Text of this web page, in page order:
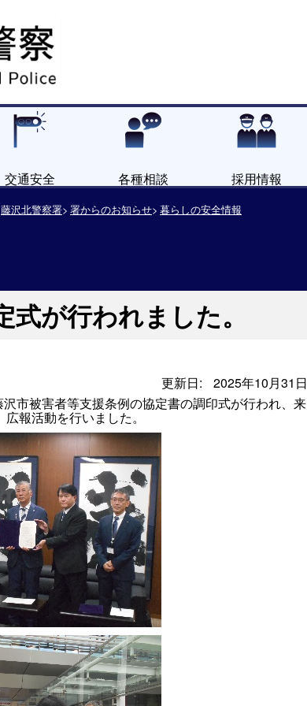
交通安全 各種相談 採用情報
藤沢北警察署 署からのお知らせ 暮らしの安全情報
が行われました。
更新日:
2025年10月31日
市被害者等支援条例の協定書の調印式が行われ、来
報活動を行いました。